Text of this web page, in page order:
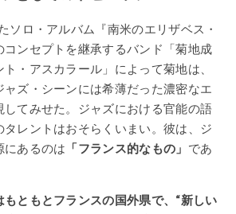
ソロ・アルバム『南米のエリザベス・
コンセプトを継承するバンド「菊地成
・アスカラール」によって菊地は、
ャズ・シーンには希薄だった濃密なエ
してみせた。ジャズにおける官能の語
タレントはおそらくいまい。彼は、ジ
にあるのは 「フランス的なもの」 であ
もともとフランスの国外県で、“新しい